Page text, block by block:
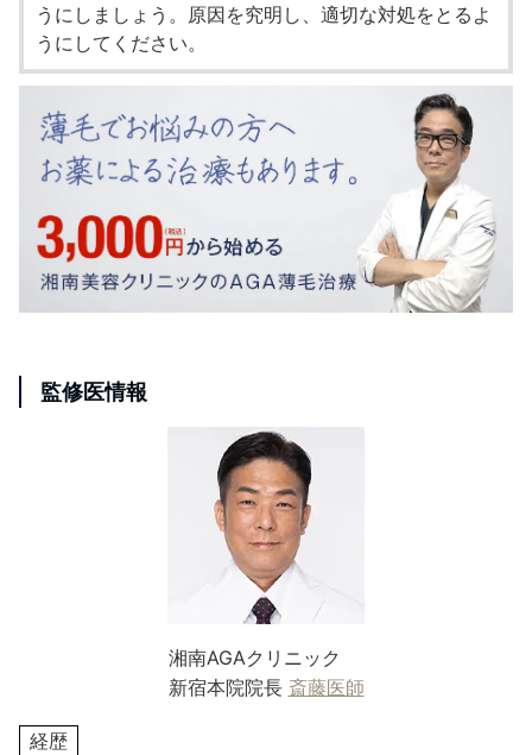
うにしましょう。原因を究明し、適切な対処をとるよ
うにしてください。
監修医情報
湘南AGAクリニック
新宿本院院長 斎藤医師
経歴